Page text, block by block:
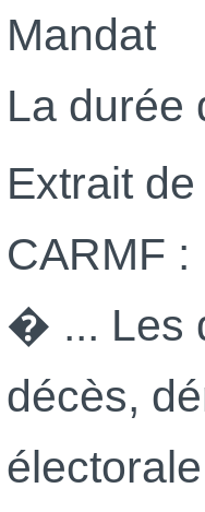
Mandat
La durée
Extrait
CARMF :
� ... Les
décès,